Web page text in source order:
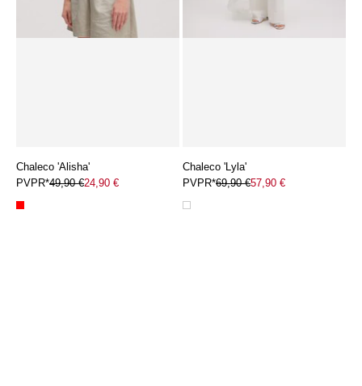
Chaleco 'Alisha'
PVPR*49,90 €24,90 €
Chaleco 'Lyla'
PVPR*69,90 €57,90 €